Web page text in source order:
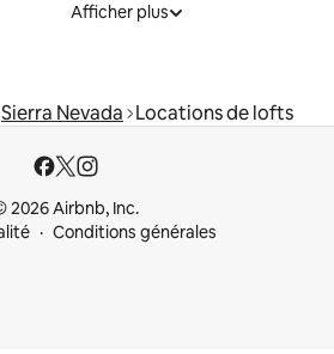
Afficher plus
Sierra Nevada Locations de lofts
2026 Airbnb, Inc.
Conditions générales